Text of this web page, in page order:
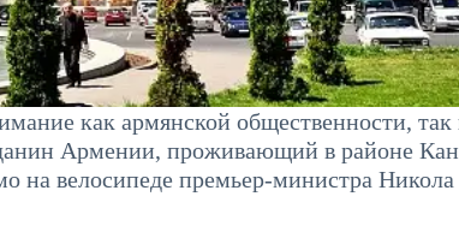
как армянской общественности, так
Армении, проживающий в районе
на велосипеде премьер-министра Никола